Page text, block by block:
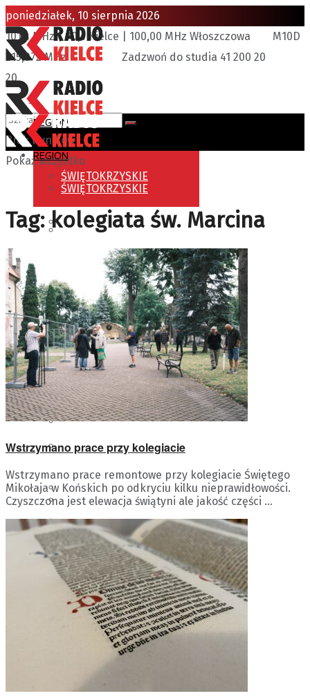
poniedziałek, 10 sierpnia 2026
101,4 MHz | 90,4 Kielce | 100,00 MHz Włoszczowa
M10D
215,072 MHz
Zadzwoń do studia 41 200 20
20
Brak wyników
Pokaż wszystko
REGION
ŚWIĘTOKRZYSKIE
KIELCE
BUSKO-ZDRÓJ
JĘDRZEJÓW
KAZIMIERZA WIELKA
KOŃSKIE
OPATÓW
OSTROWIEC
ŚWIĘTOKRZYSKI
PIŃCZÓW
REGION
ŚWIĘTOKRZYSKIE
KIELCE
BUSKO-ZDRÓJ
JĘDRZEJÓW
KAZIMIERZA WIELKA
KOŃSKIE
OPATÓW
OSTROWIEC
ŚWIĘTOKRZYSKI
PIŃCZÓW
SANDOMIERZ
SKARŻYSKO-KAMIENNA
STARACHOWICE
STASZÓW
WŁOSZCZOWA
KRAJ / ŚWIAT
Tag:kolegiata św. Marcina
Wstrzymano prace przy kolegiacie
Wstrzymano prace remontowe przy kolegiacie Świętego
Mikołaja w Końskich po odkryciu kilku nieprawidłowości.
Czyszczona jest elewacja świątyni ale jakość części ...